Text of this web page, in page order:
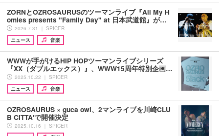
ZORNとOZROSAURUSのツーマンライブ『All My H
omies presents "Family Day" at 日本武道館』が…
2026.7.31 ｜ SPICER
ニュース
音楽
WWWが手がけるHIP HOPツーマンライブシリーズ
『XX（ダブルエックス）』、WWW15周年特別企画…
2025.10.22 ｜ SPICER
ニュース
音楽
OZROSAURUS × guca owl、2マンライブを川崎CLU
B CITTA'で開催決定
2025.10.16 ｜ SPICER